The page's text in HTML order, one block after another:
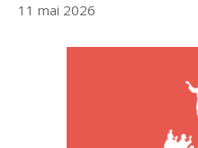
11 mai 2026